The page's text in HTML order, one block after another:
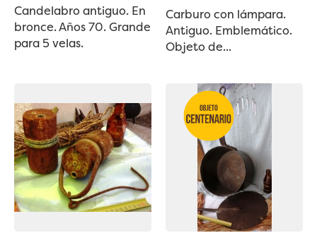
Candelabro antiguo. En
bronce. Años 70. Grande
para 5 velas.
Carburo con lámpara.
Antiguo. Emblemático.
Objeto de...